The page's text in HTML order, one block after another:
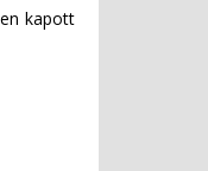
kapott